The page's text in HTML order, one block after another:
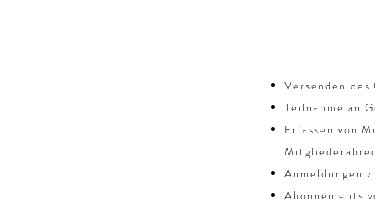
Versenden
Teilnahme an
Erfassen von
Anmeldungen
Abonnements